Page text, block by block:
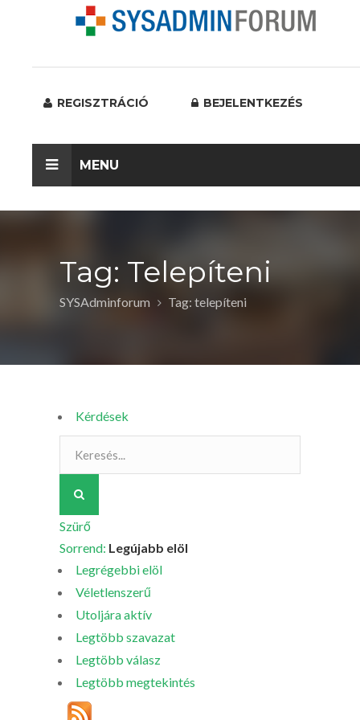
REGISZTRÁCIÓ BEJELENTKEZÉS
MENU
Tag: Telepíteni
SYSAdminforum Tag: telepíteni
Kérdések
Szürő
Sorrend: Legújabb elöl
Legrégebbi elöl
Véletlenszerű
Utoljára aktív
Legtöbb szavazat
Legtöbb válasz
Legtöbb megtekintés